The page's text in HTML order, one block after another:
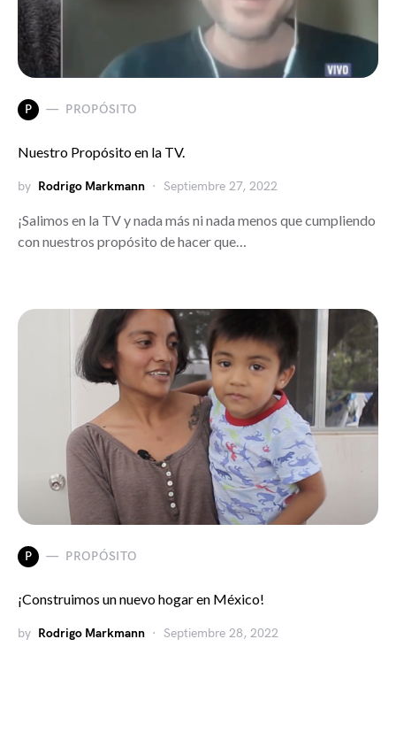
P PROPÓSITO
Nuestro Propósito en la TV.
by Rodrigo Markmann Septiembre 27, 2022
¡Salimos en la TV y nada más ni nada menos que cumpliendo
con nuestros propósito de hacer que…
P PROPÓSITO
¡Construimos un nuevo hogar en México!
by Rodrigo Markmann Septiembre 28, 2022